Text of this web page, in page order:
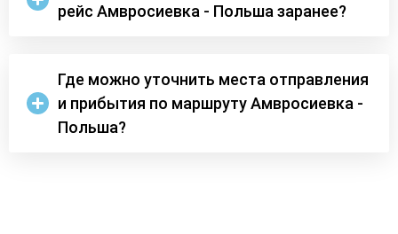
рейс Амвросиевка - Польша заранее?
Где можно уточнить места отправления
и прибытия по маршруту Амвросиевка -
Польша?